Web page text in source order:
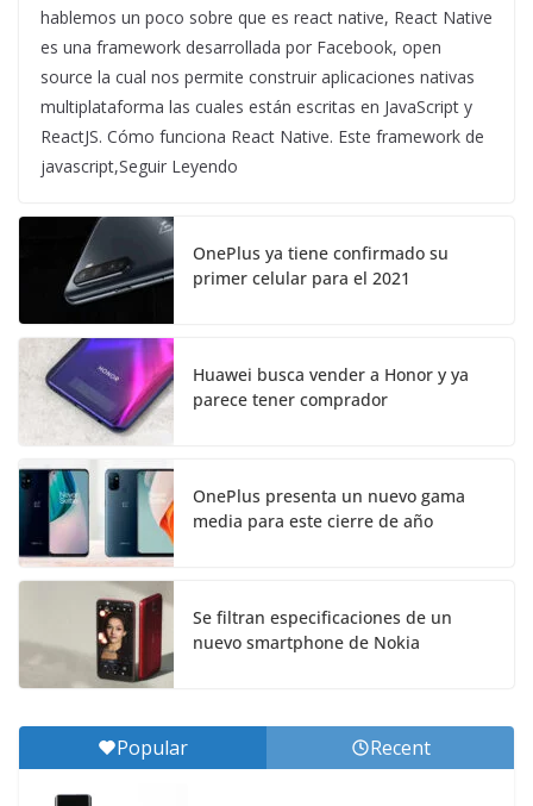
hablemos un poco sobre que es react native, React Native
es una framework desarrollada por Facebook, open
source la cual nos permite construir aplicaciones nativas
multiplataforma las cuales están escritas en JavaScript y
ReactJS. Cómo funciona React Native. Este framework de
javascript,Seguir Leyendo
OnePlus ya tiene confirmado su
primer celular para el 2021
Huawei busca vender a Honor y ya
parece tener comprador
OnePlus presenta un nuevo gama
media para este cierre de año
Se filtran especificaciones de un
nuevo smartphone de Nokia
Popular Recent